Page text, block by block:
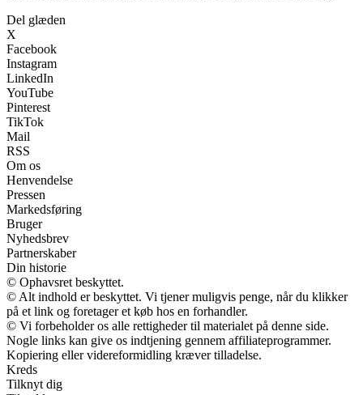
Del glæden
X
Facebook
Instagram
LinkedIn
YouTube
Pinterest
TikTok
Mail
RSS
Om os
Henvendelse
Pressen
Markedsføring
Bruger
Nyhedsbrev
Partnerskaber
Din historie
© Ophavsret beskyttet.
© Alt indhold er beskyttet. Vi tjener muligvis penge, når du klikker
på et link og foretager et køb hos en forhandler.
© Vi forbeholder os alle rettigheder til materialet på denne side.
Nogle links kan give os indtjening gennem affiliateprogrammer.
Kopiering eller videreformidling kræver tilladelse.
Kreds
Tilknyt dig